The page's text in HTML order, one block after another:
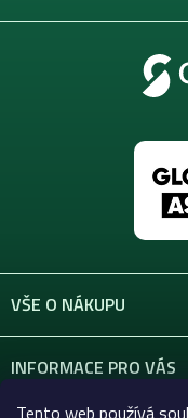
Tento web používá
VŠE O NÁKUPU
INFORMACE PRO VÁS